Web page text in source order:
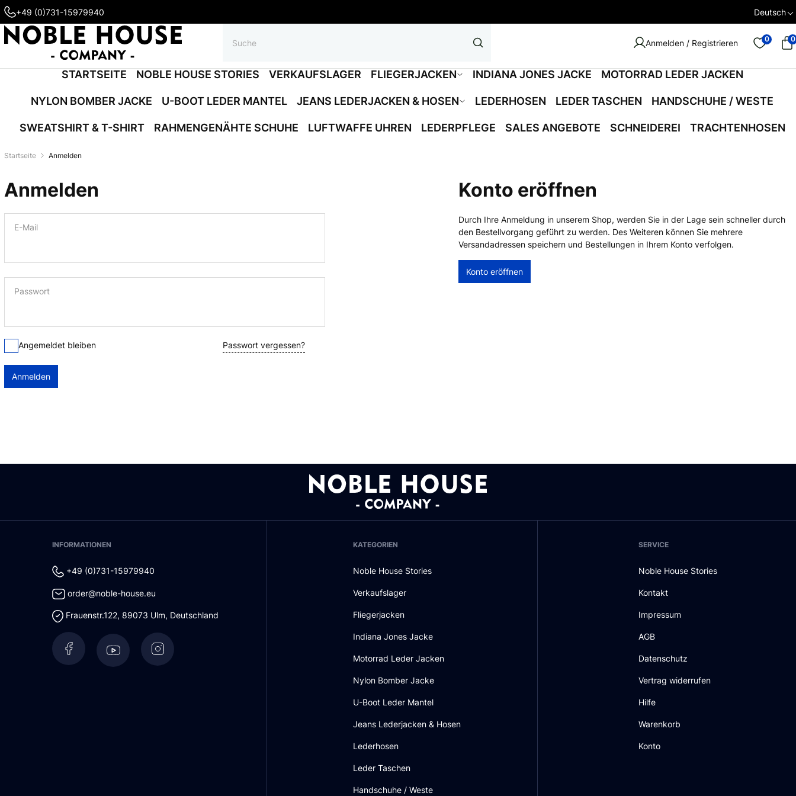
+49 (0)731-15979940 Deutsch
Anmelden / Registrieren 0 0
STARTSEITE NOBLE HOUSE STORIES VERKAUFSLAGER FLIEGERJACKEN INDIANA JONES JACKE MOTORRAD LEDER JACKEN
NYLON BOMBER JACKE U-BOOT LEDER MANTEL JEANS LEDERJACKEN & HOSEN LEDERHOSEN LEDER TASCHEN HANDSCHUHE / WESTE
SWEATSHIRT & T-SHIRT RAHMENGENÄHTE SCHUHE LUFTWAFFE UHREN LEDERPFLEGE SALES ANGEBOTE SCHNEIDEREI TRACHTENHOSEN
Startseite Anmelden
Anmelden
E-Mail
Passwort
Angemeldet bleiben Passwort vergessen?
Anmelden
Konto eröffnen
Durch Ihre Anmeldung in unserem Shop, werden Sie in der Lage sein schneller durch
den Bestellvorgang geführt zu werden. Des Weiteren können Sie mehrere
Versandadressen speichern und Bestellungen in Ihrem Konto verfolgen.
Konto eröffnen
INFORMATIONEN
+49 (0)731-15979940
order@noble-house.eu
Frauenstr.122, 89073 Ulm, Deutschland
KATEGORIEN
Noble House Stories
Verkaufslager
Fliegerjacken
Indiana Jones Jacke
Motorrad Leder Jacken
Nylon Bomber Jacke
U-Boot Leder Mantel
Jeans Lederjacken & Hosen
Lederhosen
Leder Taschen
Handschuhe / Weste
SERVICE
Noble House Stories
Kontakt
Impressum
AGB
Datenschutz
Vertrag widerrufen
Hilfe
Warenkorb
Konto